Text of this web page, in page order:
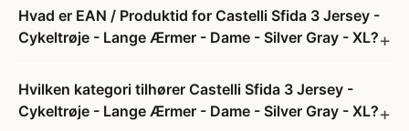
Hvad er EAN / Produktid for Castelli Sfida 3 Jersey -
Cykeltrøje - Lange Ærmer - Dame - Silver Gray - XL?
Hvilken kategori tilhører Castelli Sfida 3 Jersey -
Cykeltrøje - Lange Ærmer - Dame - Silver Gray - XL?